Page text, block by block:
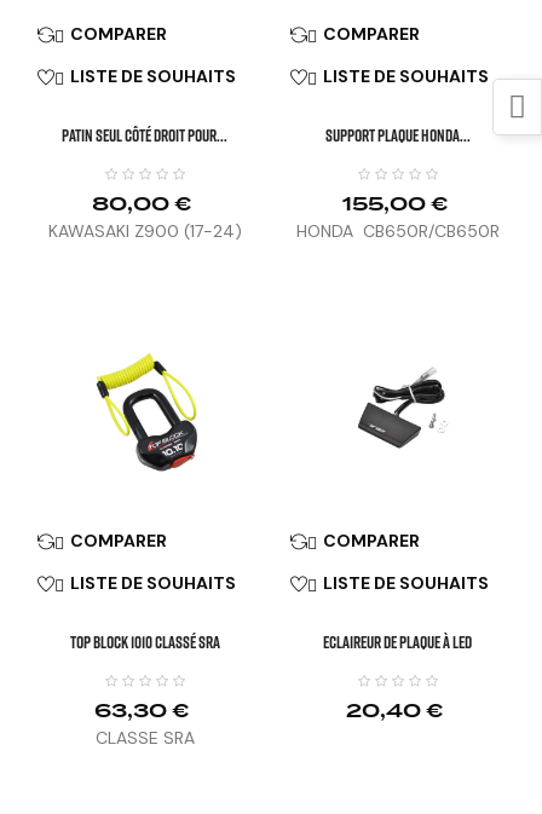
 COMPARER
 LISTE DE SOUHAITS
Patin Seul Côté Droit Pour...
80,00 €
KAWASAKI Z900 (17-24)
 COMPARER
 LISTE DE SOUHAITS
SUPPORT PLAQUE HONDA...
155,00 €
HONDA CB650R/CB650R
 COMPARER
 LISTE DE SOUHAITS
TOP BLOCK 1010 Classé SRA
63,30 €
CLASSE SRA
 COMPARER
 LISTE DE SOUHAITS
Eclaireur De Plaque À LED
20,40 €